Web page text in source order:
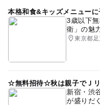
本格和食&キッズメニューに
3歳以下
衛」の魅
東京都足
☆無料招待☆秋は親子でＪリ
新宿・渋
が盛りだ